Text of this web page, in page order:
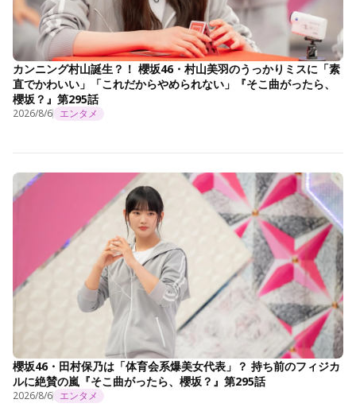
カンニング村山誕生？！ 櫻坂46・村山美羽のうっかりミスに「素
直でかわいい」「これだからやめられない」『そこ曲がったら、
櫻坂？』第295話
2026/8/6 エンタメ
櫻坂46・田村保乃は「体育会系爆美女代表」？ 持ち前のフィジカ
ルに絶賛の嵐『そこ曲がったら、櫻坂？』第295話
2026/8/6 エンタメ